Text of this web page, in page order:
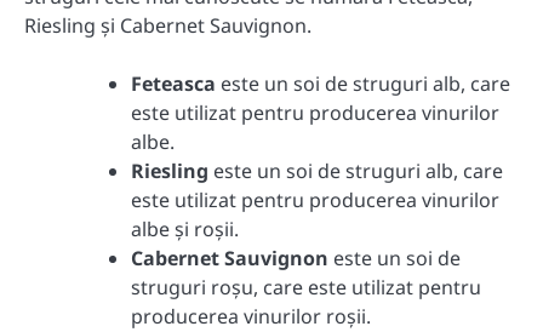
Riesling și Cabernet Sauvignon.
Feteasca este un soi de struguri alb, care
este utilizat pentru producerea vinurilor
albe.
Riesling este un soi de struguri alb, care
este utilizat pentru producerea vinurilor
albe și roșii.
Cabernet Sauvignon este un soi de
struguri roșu, care este utilizat pentru
producerea vinurilor roșii.